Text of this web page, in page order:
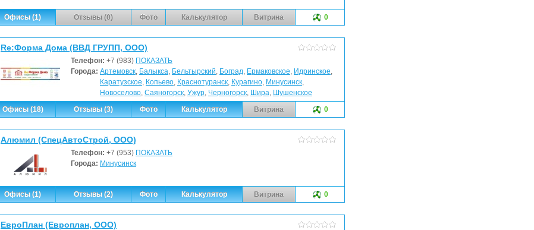
Офисы (1) Отзывы (0) Фото Калькулятор Витрина 0
Re:Форма Дома (ВВД ГРУПП, ООО)
Телефон: +7 (983) ПОКАЗАТЬ
Города: Артемовск, Балыкса, Бельтырский, Боград, Ермаковское, Идринское,
Каратузское, Копьево, Краснотуранск, Курагино, Минусинск,
Новоселово, Саяногорск, Ужур, Черногорск, Шира, Шушенское
Офисы (18)
Отзывы (3) Фото Калькулятор Витрина 0
Алюмил (СпецАвтоСтрой, ООО)
Телефон: +7 (953) ПОКАЗАТЬ
Города: Минусинск
Офисы (1) Отзывы (2) Фото Калькулятор Витрина 0
ЕвроПлан (Европлан, ООО)